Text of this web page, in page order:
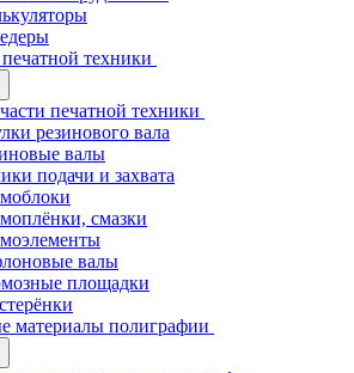
техники
печатной техники
резинового вала
валы
подачи и захвата
смазки
валы
площадки
материалы полиграфии